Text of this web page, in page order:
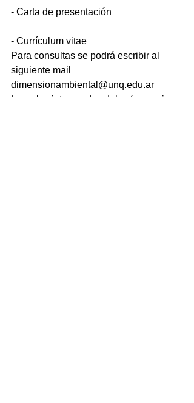
- Carta de presentación
- Currículum vitae
Para consultas se podrá escribir al
siguiente mail
dimensionambiental@unq.edu.ar
Las y los interesados deberán reunir